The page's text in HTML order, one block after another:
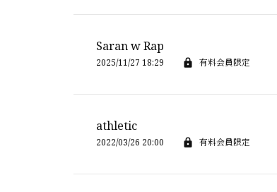
Saran w Rap
2025/11/27 18:29 有料会員限定
athletic
2022/03/26 20:00 有料会員限定